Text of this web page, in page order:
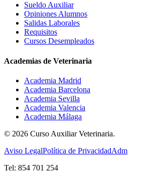
Sueldo Auxiliar
Opiniones Alumnos
Salidas Laborales
Requisitos
Cursos Desempleados
Academias de Veterinaria
Academia Madrid
Academia Barcelona
Academia Sevilla
Academia Valencia
Academia Málaga
© 2026 Curso Auxiliar Veterinaria.
Aviso LegalPolítica de PrivacidadAdm
Tel: 854 701 254